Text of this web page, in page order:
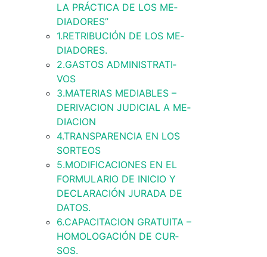
LA PRÁ­C­­TI­­CA DE LOS ME­­
DIA­­DO­­­RES”
1.­­RE­­TRI­­BU­­CIÓN DE LOS ME­­
DIA­­DO­­­RES.
2.­­GA­S­­TOS AD­­MI­­NIS­­TRA­­TI­­
VOS
3.­­MA­­TE­­RIAS ME­­DIA­­BLES –
DE­­RI­­VA­­CION JU­­DI­­CIAL A ME­­
DIA­­CION
4.­­TRAN­S­­PA­­REN­­CIA EN LOS
SO­R­­TEOS
5.­­MO­­­DI­­FI­­CA­­CIO­­­NES EN EL
FO­R­­MU­­LA­­RIO DE INI­­CIO Y
DE­­CLA­­RA­­CIÓN JU­­RA­­DA DE
DA­­TO­­S.
6.­­CA­­PA­­CI­­TA­­CION GRA­­TUI­­TA –
HO­­­MO­­­LO­­­GA­­CIÓN DE CU­R­­
SO­­S.